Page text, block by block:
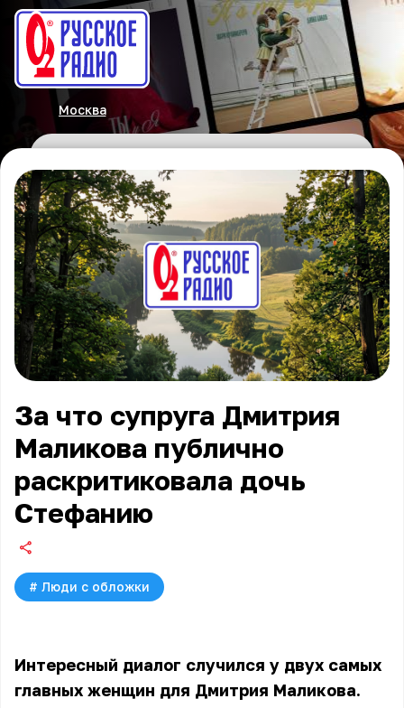
Москва
За что супруга Дмитрия
Маликова публично
раскритиковала дочь
Стефанию
# Люди с обложки
Интересный диалог случился у двух самых
главных женщин для Дмитрия Маликова.